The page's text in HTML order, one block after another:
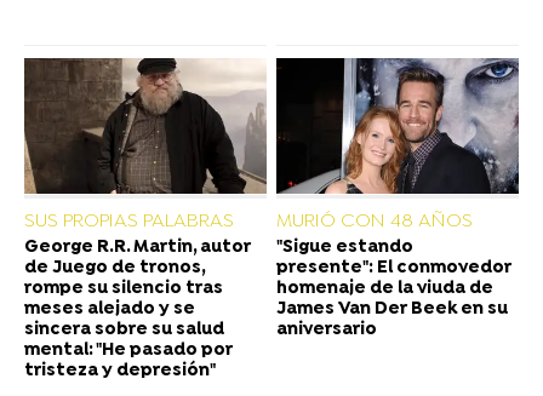
SUS PROPIAS PALABRAS
George R.R. Martin, autor
de Juego de tronos,
rompe su silencio tras
meses alejado y se
sincera sobre su salud
mental: "He pasado por
tristeza y depresión"
MURIÓ CON 48 AÑOS
"Sigue estando
presente": El conmovedor
homenaje de la viuda de
James Van Der Beek en su
aniversario